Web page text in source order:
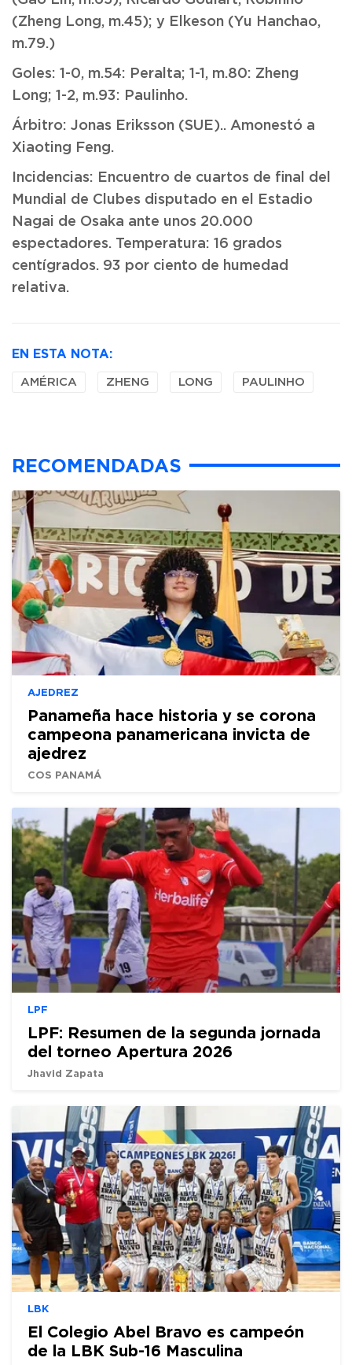
(Zheng Long, m.45); y Elkeson (Yu Hanchao,
m.79.)
Goles: 1-0, m.54: Peralta; 1-1, m.80: Zheng
Long; 1-2, m.93: Paulinho.
Árbitro: Jonas Eriksson (SUE).. Amonestó a
Xiaoting Feng.
Incidencias: Encuentro de cuartos de final del
Mundial de Clubes disputado en el Estadio
Nagai de Osaka ante unos 20.000
espectadores. Temperatura: 16 grados
centígrados. 93 por ciento de humedad
relativa.
EN ESTA NOTA:
AMÉRICA ZHENG LONG PAULINHO
RECOMENDADAS
AJEDREZ
Panameña hace historia y se corona
campeona panamericana invicta de
ajedrez
COS PANAMÁ
LPF
LPF: Resumen de la segunda jornada
del torneo Apertura 2026
Jhavid Zapata
LBK
El Colegio Abel Bravo es campeón
de la LBK Sub-16 Masculina